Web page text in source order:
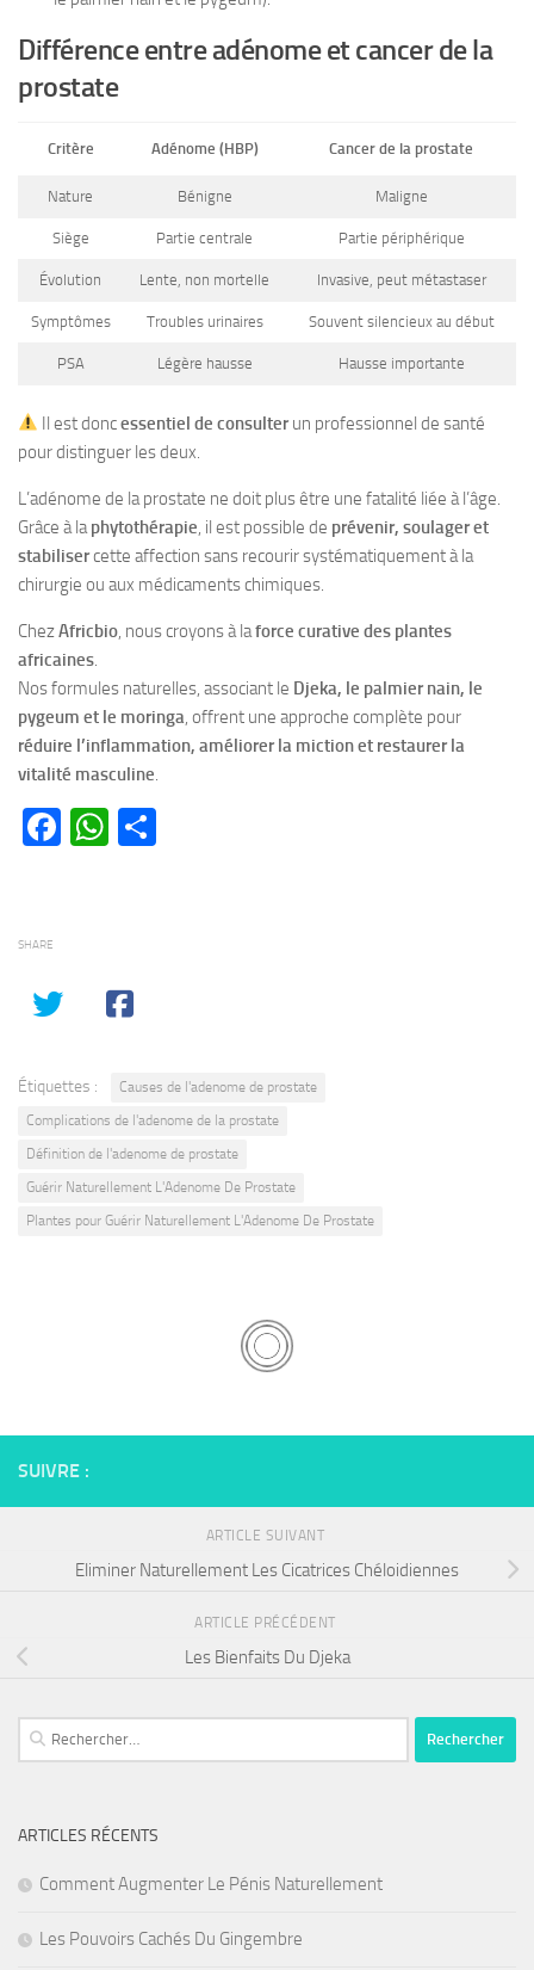
Différence entre adénome et cancer de la
prostate
Critère Adénome (HBP) Cancer de la prostate
Nature Bénigne Maligne
Siège Partie centrale Partie périphérique
Évolution Lente, non mortelle Invasive, peut métastaser
Symptômes Troubles urinaires Souvent silencieux au début
PSA Légère hausse Hausse importante
Il est doncessentiel de consulterun professionnel de santé
pour distinguer les deux.
L’adénome de la prostate ne doit plus être une fatalité liée à l’âge.
Grâce à laphytothérapie, il est possible de prévenir, soulager et
stabilisercette affection sans recourir systématiquement à la
chirurgie ou aux médicaments chimiques.
ChezAfricbio, nous croyons à laforce curative des plantes
africaines.
Nos formules naturelles, associant le Djeka, le palmier nain, le
pygeum et le moringa, offrent une approche complète pour
réduire l’inflammation, améliorer la miction et restaurer la
vitalité masculine.
Facebook
WhatsApp
SHARE
Étiquettes :
Causes de l'adenome de prostate
Complications de l'adenome de la prostate
Définition de l'adenome de prostate
Guérir Naturellement L'Adenome De Prostate
Plantes pour Guérir Naturellement L'Adenome De Prostate
SUIVRE :
ARTICLE SUIVANT
Eliminer Naturellement Les Cicatrices Chéloidiennes
ARTICLE PRÉCÉDENT
Les Bienfaits Du Djeka
Rechercher :
ARTICLES RÉCENTS
Comment Augmenter Le Pénis Naturellement
Les Pouvoirs Cachés Du Gingembre